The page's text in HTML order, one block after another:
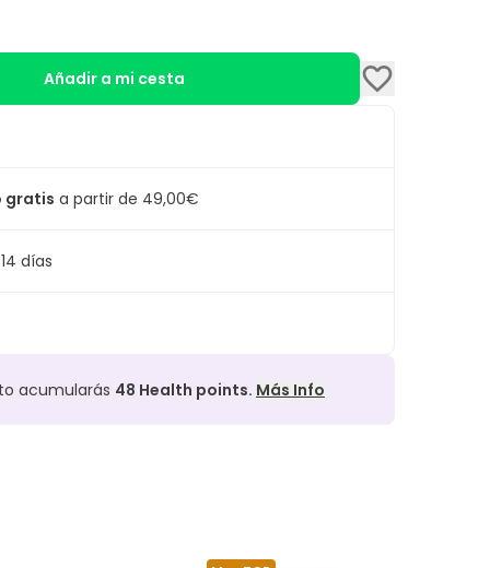
Añadir a mi cesta
gratis a partir de 49,00€
14 días
acumularás 48 Health points. Más Info